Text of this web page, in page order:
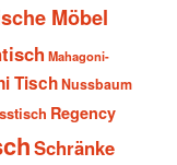
Möbel
Mahagoni-
TischNussbaum
Regency
Schränke